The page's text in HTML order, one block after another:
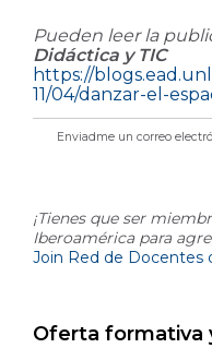
Pueden leer la
Didáctica y TIC
https://
11/04/danzar-el-
Enviadme un correo
¡Tienes que ser
Iberoamérica para
Join Red de Docentes
Oferta formativa